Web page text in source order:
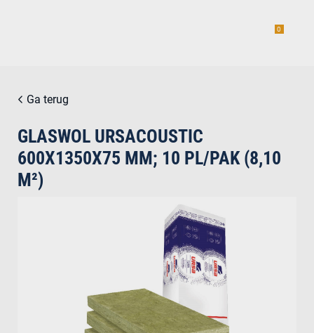
0
Ga terug
GLASWOL URSACOUSTIC
600X1350X75 MM; 10 PL/PAK (8,10
M²)